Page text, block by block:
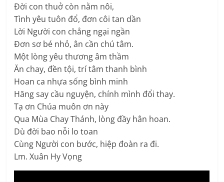
Đời con thuở còn nằm nôi,
Tình yêu tuôn đổ, đơn côi tan dần
Lời Người con chẳng ngại ngần
Đơn sơ bé nhỏ, ân cần chú tâm.
Một lòng yêu thương âm thầm
Ăn chay, đền tội, trí tâm thanh bình
Hoan ca nhựa sống bình minh
Hăng say cầu nguyện, chính mình đổi thay.
Tạ ơn Chúa muôn ơn này
Qua Mùa Chay Thánh, lòng đầy hân hoan.
Dù đời bao nỗi lo toan
Cùng Người con bước, hiệp đoàn ra đi.
Lm. Xuân Hy Vọng